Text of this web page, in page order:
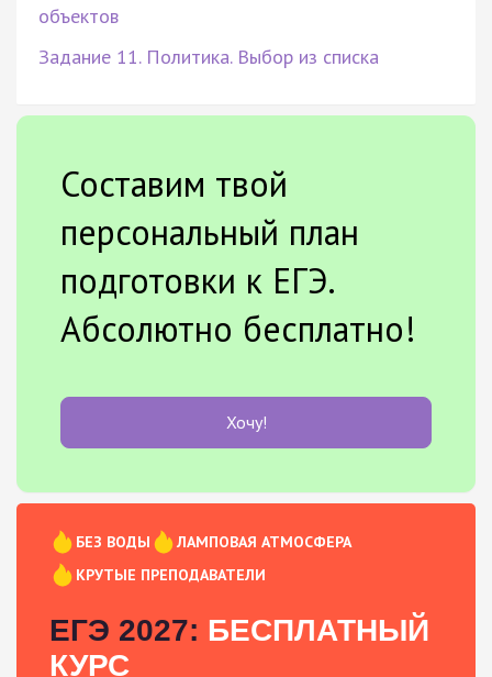
объектов
Задание 11. Политика. Выбор из списка
Составим твой
персональный план
подготовки к ЕГЭ.
Абсолютно бесплатно!
Хочу!
БЕЗ ВОДЫ
ЛАМПОВАЯ АТМОСФЕРА
КРУТЫЕ ПРЕПОДАВАТЕЛИ
ЕГЭ 2027: БЕСПЛАТНЫЙ
КУРС